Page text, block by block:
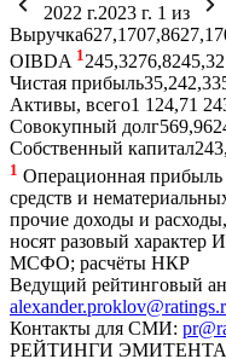
2022 г.2023 г. 1 из
Выручка627,1 707,8627,1
OIBDA 1 245,3276,8245,3
Чистая прибыль35,242,3
Активы, всего1 124,71
Совокупный долг569,9
Собственный капитал
1 Операционная
средств и
прочие доходы и
носят разовый характер
МСФО; расчёты НКР
Ведущий рейтинговый
Контакты для СМИ:
РЕЙТИНГИ ЭМИТЕНТА